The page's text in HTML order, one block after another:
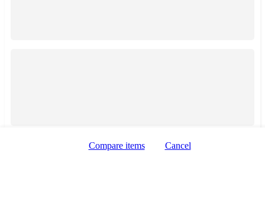
Compare items Cancel